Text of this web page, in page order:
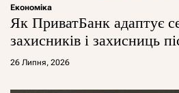
Економіка
Як ПриватБанк адаптує
захисників і захисниць
26 Липня, 2026